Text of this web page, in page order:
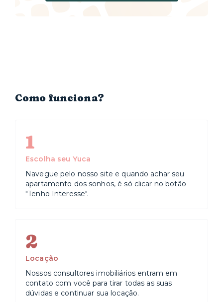
Como funciona?
1
Escolha seu Yuca
Navegue pelo nosso site e quando achar seu
apartamento dos sonhos, é só clicar no botão
"Tenho Interesse".
2
Locação
Nossos consultores imobiliários entram em
contato com você para tirar todas as suas
dúvidas e continuar sua locação.